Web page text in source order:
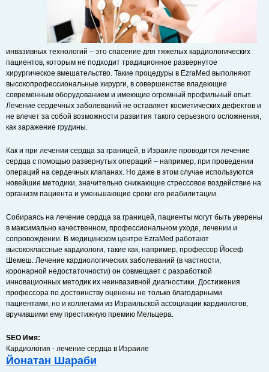
инвазивных технологий – это спасение для тяжелых кардиологических
пациентов, которым не подходит традиционное развернутое
хирургическое вмешательство. Такие процедуры в EzraMed выполняют
высокопрофессиональные хирурги, в совершенстве владеющие
современным оборудованием и имеющие огромный профильный опыт.
Лечение сердечных заболеваний не оставляет косметических дефектов и
не влечет за собой возможности развития такого серьезного осложнения,
как заражение грудины.
Как и при лечении сердца за границей, в Израиле проводится лечение
сердца с помощью развернутых операций – например, при проведении
операций на сердечных клапанах. Но даже в этом случае используются
новейшие методики, значительно снижающие стрессовое воздействие на
организм пациента и уменьшающие сроки его реабилитации.
Собираясь на лечение сердца за границей, пациенты могут быть уверены
в максимально качественном, профессиональном уходе, лечении и
сопровождении. В медицинском центре EzraMed работают
высококлассные кардиологи, такие как, например, профессор Йосеф
Шемеш. Лечение кардиологических заболеваний (в частности,
коронарной недостаточности) он совмещает с разработкой
инновационных методик их неинвазивной диагностики. Достижения
профессора по достоинству оценены не только благодарными
пациентами, но и коллегами из Израильской ассоциации кардиологов,
вручившими ему престижную премию Мельцера.
SEO Имя:
Кардиология - лечение сердца в Израиле
Йонатан Шараби